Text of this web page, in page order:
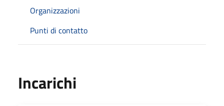
Organizzazioni
Punti di contatto
Incarichi